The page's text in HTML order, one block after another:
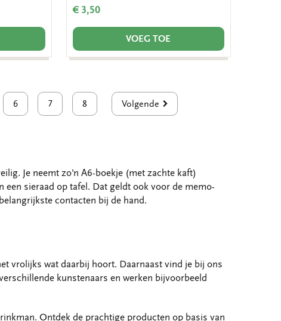
€ 3,50
VOEG TOE
6 7 8 Volgende
Je neemt zo’n A6-boekje (met zachte kaft)
sieraad op tafel. Dat geldt ook voor de memo-
contacten bij de hand.
vrolijks wat daarbij hoort. Daarnaast vind je bij ons
kunstenaars en werken bijvoorbeeld
Ontdek de prachtige producten op basis van